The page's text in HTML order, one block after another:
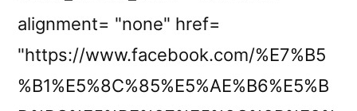
alignment= "none" href=
"https://www.facebook.com/%E7%B5
%B1%E5%8C%85%E5%AE%B6%E5%B